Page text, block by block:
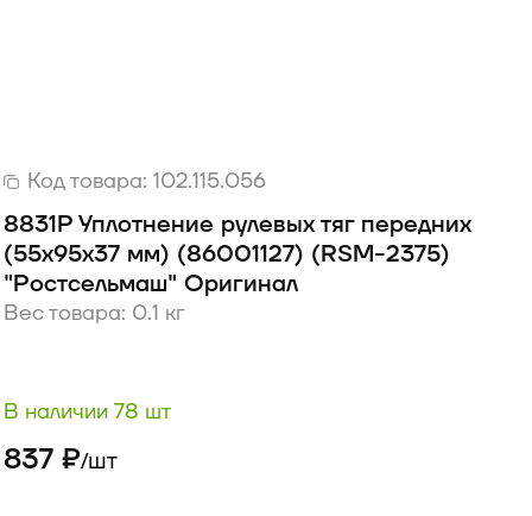
Код товара: 102.115.056
8831Р Уплотнение рулевых тяг передних
(55х95х37 мм) (86001127) (RSM-2375)
"Ростсельмаш" Оригинал
Вес товара: 0.1 кг
В наличии 78 шт
837 ₽/шт